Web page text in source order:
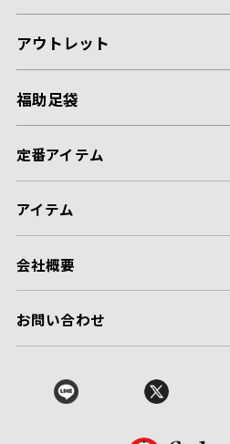
アウトレット
福助足袋
定番アイテム
アイテム
会社概要
お問い合わせ